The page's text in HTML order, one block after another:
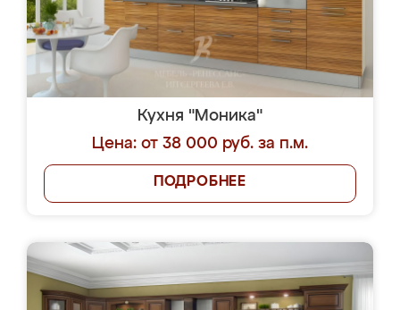
Кухня "Моника"
Цена: от 38 000 руб. за п.м.
ПОДРОБНЕЕ